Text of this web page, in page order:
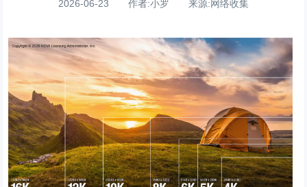
2026-06-23 作者:小罗 来源:网络收集